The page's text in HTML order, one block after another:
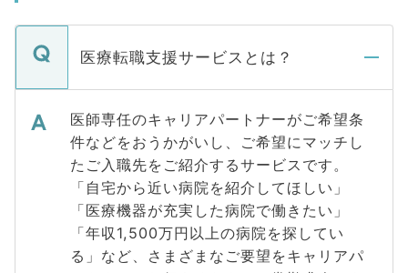
医療転職支援サービスとは？
医師専任のキャリアパートナーがご希望条
件などをおうかがいし、ご希望にマッチし
たご入職先をご紹介するサービスです。
「自宅から近い病院を紹介してほしい」
「医療機器が充実した病院で働きたい」
「年収1,500万円以上の病院を探してい
る」など、さまざまなご要望をキャリアパ